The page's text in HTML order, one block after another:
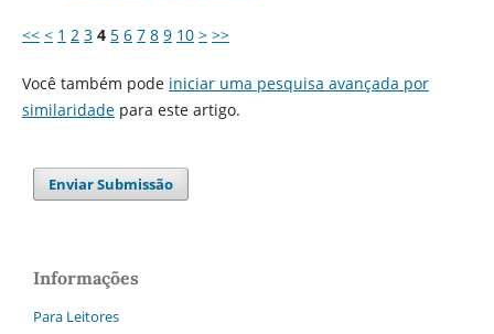
<< < 1 2 3 4 5 6 7 8 9 10 > >>
Você também pode iniciar uma pesquisa avançada por
similaridadepara este artigo.
Enviar Submissão
Informações
Para Leitores